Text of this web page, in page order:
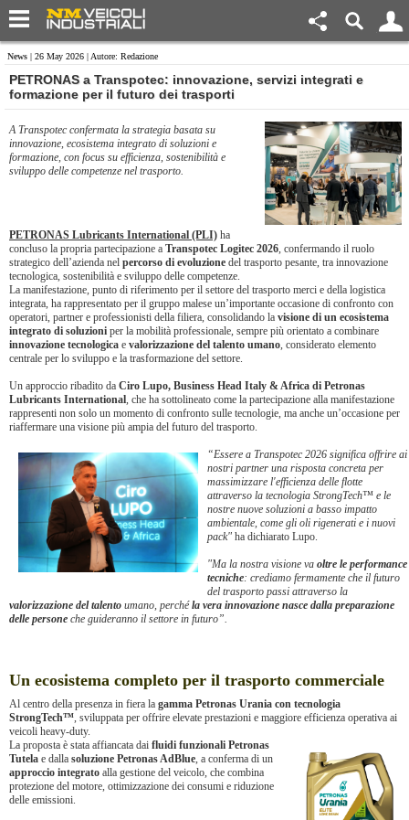
News | 26 May 2026 | Autore: Redazione
PETRONAS a Transpotec: innovazione, servizi integrati e
formazione per il futuro dei trasporti
A Transpotec confermata la strategia basata su
innovazione, ecosistema integrato di soluzioni e
formazione, con focus su efficienza, sostenibilità e
sviluppo delle competenze nel trasporto.
PETRONAS Lubricants International (PLI) ha
concluso la propria partecipazione a Transpotec Logitec 2026, confermando il ruolo
strategico dell’azienda nel percorso di evoluzione del trasporto pesante, tra innovazione
tecnologica, sostenibilità e sviluppo delle competenze.
La manifestazione, punto di riferimento per il settore del trasporto merci e della logistica
integrata, ha rappresentato per il gruppo malese un’importante occasione di confronto con
operatori, partner e professionisti della filiera, consolidando la visione di un ecosistema
integrato di soluzioni per la mobilità professionale, sempre più orientato a combinare
innovazione tecnologica e valorizzazione del talento umano, considerato elemento
centrale per lo sviluppo e la trasformazione del settore.
Un approccio ribadito da Ciro Lupo, Business Head Italy & Africa di Petronas
Lubricants International, che ha sottolineato come la partecipazione alla manifestazione
rappresenti non solo un momento di confronto sulle tecnologie, ma anche un’occasione per
riaffermare una visione più ampia del futuro del trasporto.
“Essere a Transpotec 2026 significa offrire ai
nostri partner una risposta concreta per
massimizzare l'efficienza delle flotte
attraverso la tecnologia StrongTech™ e le
nostre nuove soluzioni a basso impatto
ambientale, come gli oli rigenerati e i nuovi
pack" ha dichiarato Lupo.
"Ma la nostra visione vaoltre le performance
tecniche: crediamo fermamente che il futuro
del trasporto passi attraverso la
valorizzazione del talento umano, perchéla vera innovazione nasce dalla preparazione
delle persone che guideranno il settore in futuro”.
Un ecosistema completo per il trasporto commerciale
Al centro della presenza in fiera la gamma Petronas Urania con tecnologia
StrongTech™, sviluppata per offrire elevate prestazioni e maggiore efficienza operativa ai
veicoli heavy-duty.
La proposta è stata affiancata dai fluidi funzionali Petronas
Tutela e dalla soluzione Petronas AdBlue, a conferma di un
approccio integrato alla gestione del veicolo, che combina
protezione del motore, ottimizzazione dei consumi e riduzione
delle emissioni.